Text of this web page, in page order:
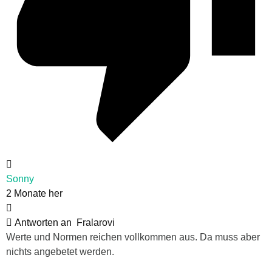
Sonny
2 Monate her
Antworten an
Fralarovi
Werte und Normen reichen vollkommen aus. Da muss aber
nichts angebetet werden.